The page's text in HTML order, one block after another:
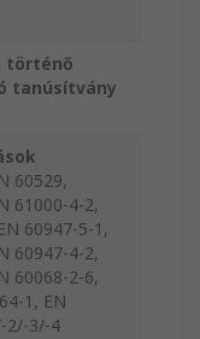
történő
tanúsítvány
60529,
61000-4-2,
60947-5-1,
60947-4-2,
60068-2-6,
1, EN
2/-3/-4